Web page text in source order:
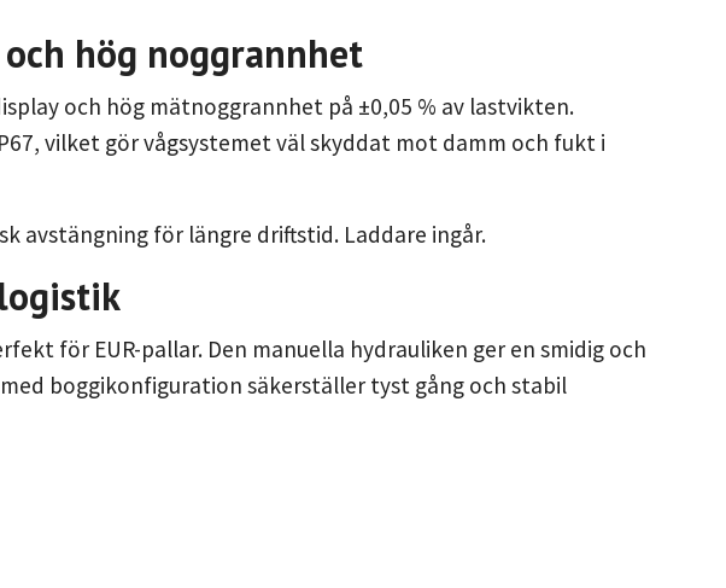
hög noggrannhet
och hög mätnoggrannhet på ±0,05 % av lastvikten.
vilket gör vågsystemet väl skyddat mot damm och fukt i
avstängning för längre driftstid. Laddare ingår.
för EUR-pallar. Den manuella hydrauliken ger en smidig och
boggikonfiguration säkerställer tyst gång och stabil